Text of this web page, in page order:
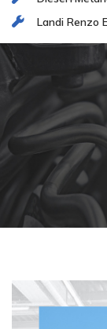
Landi Renzo